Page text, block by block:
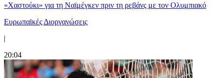
«Χαστούκι» για τη Ναϊμέγκεν πριν τη ρεβάνς με τον Ολυμπιακό
Ευρωπαϊκές Διοργανώσεις
|
20:04